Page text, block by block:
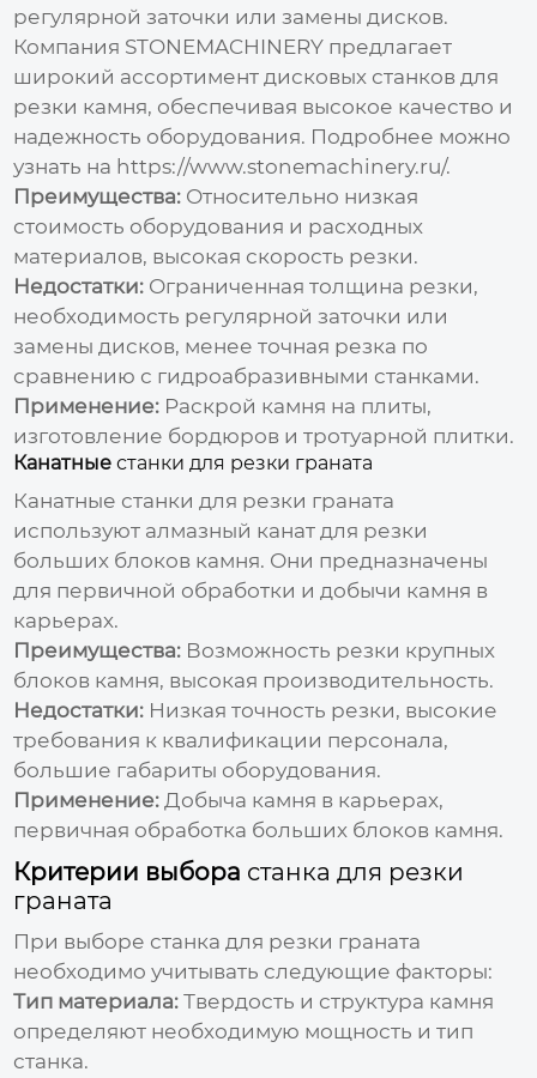
регулярной заточки или замены дисков.
Компания STONEMACHINERY предлагает
широкий ассортимент дисковых станков для
резки камня, обеспечивая высокое качество и
надежность оборудования. Подробнее можно
узнать на https://www.stonemachinery.ru/.
Преимущества: Относительно низкая
стоимость оборудования и расходных
материалов, высокая скорость резки.
Недостатки: Ограниченная толщина резки,
необходимость регулярной заточки или
замены дисков, менее точная резка по
сравнению с гидроабразивными станками.
Применение: Раскрой камня на плиты,
изготовление бордюров и тротуарной плитки.
Канатныестанки для резки граната
Канатные станки для резки граната
используют алмазный канат для резки
больших блоков камня. Они предназначены
для первичной обработки и добычи камня в
карьерах.
Преимущества: Возможность резки крупных
блоков камня, высокая производительность.
Недостатки: Низкая точность резки, высокие
требования к квалификации персонала,
большие габариты оборудования.
Применение: Добыча камня в карьерах,
первичная обработка больших блоков камня.
Критерии выбора станка для резки
граната
При выборе станка для резки граната
необходимо учитывать следующие факторы:
Тип материала: Твердость и структура камня
определяют необходимую мощность и тип
станка.